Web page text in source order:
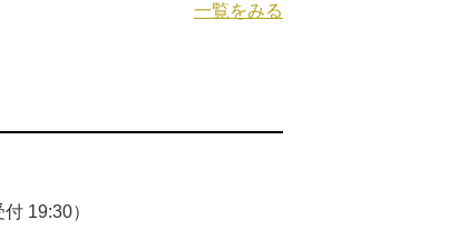
一覧をみる
19:30）